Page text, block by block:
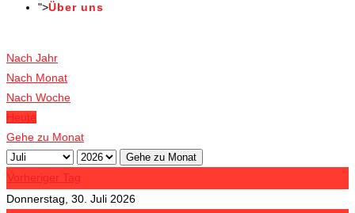
">Über uns
Nach Jahr
Nach Monat
Nach Woche
Heute
Gehe zu Monat
Gehe zu Monat
Vorheriger Tag
Donnerstag, 30. Juli 2026